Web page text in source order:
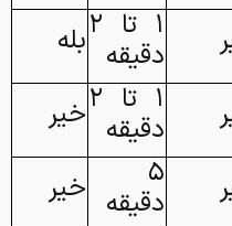
۱ تا ۲
دقیقه بله
۱ تا ۲
دقیقه خیر
۵
دقیقه خیر